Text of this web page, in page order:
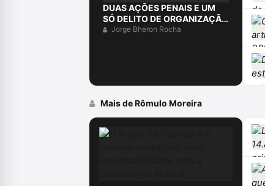
DUAS AÇÕES PENAIS E UM
SÓ DELITO DE ORGANIZAÇÃO
CRIMINOSA?
Jorge Bheron Rocha
Mais de Rômulo Moreira